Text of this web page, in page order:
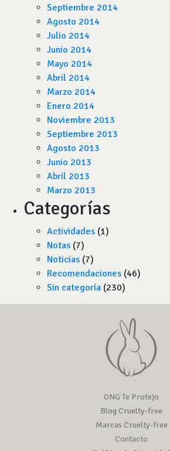
Septiembre 2014
Agosto 2014
Julio 2014
Junio 2014
Mayo 2014
Abril 2014
Marzo 2014
Enero 2014
Noviembre 2013
Septiembre 2013
Agosto 2013
Junio 2013
Abril 2013
Marzo 2013
Categorías
Actividades (1)
Notas (7)
Noticias (7)
Recomendaciones (46)
Sin categoría (230)
ONG Te Protejo
Blog Cruelty-free
Marcas Cruelty-free
Contacto